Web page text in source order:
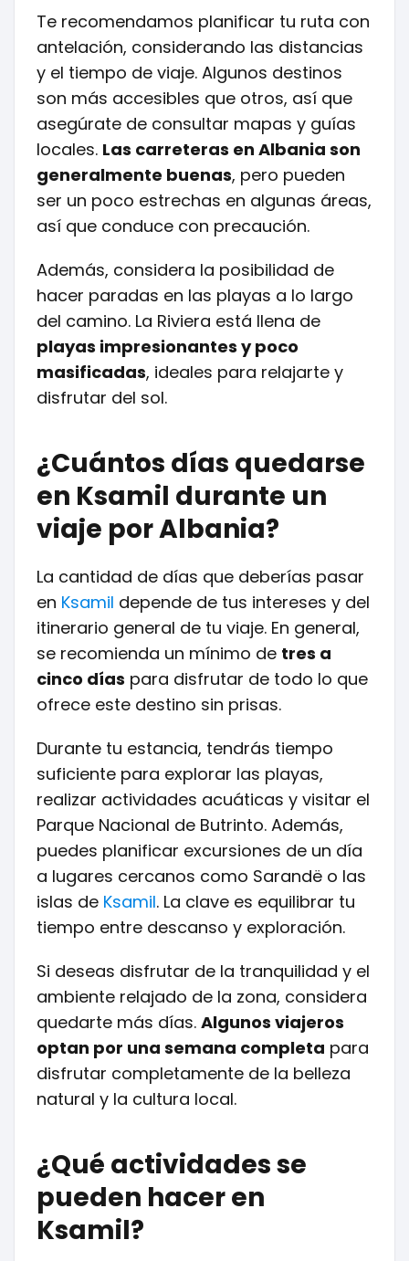
Te recomendamos planificar tu ruta con
antelación, considerando las distancias
y el tiempo de viaje. Algunos destinos
son más accesibles que otros, así que
asegúrate de consultar mapas y guías
locales. Las carreteras en Albania son
generalmente buenas, pero pueden
ser un poco estrechas en algunas áreas,
así que conduce con precaución.
Además, considera la posibilidad de
hacer paradas en las playas a lo largo
del camino. La Riviera está llena de
playas impresionantes y poco
masificadas, ideales para relajarte y
disfrutar del sol.
¿Cuántos días quedarse
en Ksamil durante un
viaje por Albania?
La cantidad de días que deberías pasar
en Ksamil depende de tus intereses y del
itinerario general de tu viaje. En general,
se recomienda un mínimo de tres a
cinco días para disfrutar de todo lo que
ofrece este destino sin prisas.
Durante tu estancia, tendrás tiempo
suficiente para explorar las playas,
realizar actividades acuáticas y visitar el
Parque Nacional de Butrinto. Además,
puedes planificar excursiones de un día
a lugares cercanos como Sarandë o las
islas de Ksamil. La clave es equilibrar tu
tiempo entre descanso y exploración.
Si deseas disfrutar de la tranquilidad y el
ambiente relajado de la zona, considera
quedarte más días. Algunos viajeros
optan por una semana completa para
disfrutar completamente de la belleza
natural y la cultura local.
¿Qué actividades se
pueden hacer en
Ksamil?